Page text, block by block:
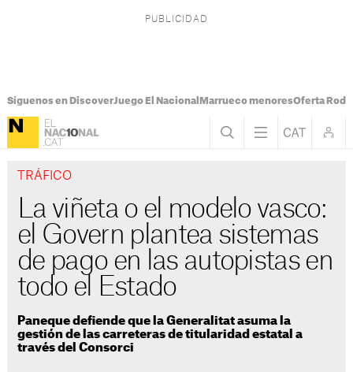
Síguenos en DiscoverJuego El Nacional Marrueco menoresOferta
TRÁFICO
La viñeta o el modelo vasco:
el Govern plantea sistemas
de pago en las autopistas en
todo el Estado
Paneque defiende que la Generalitat asuma la
gestión de las carreteras de titularidad estatal a
través del Consorci